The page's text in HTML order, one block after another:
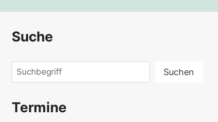
Suche
Suchen Suchen
Termine